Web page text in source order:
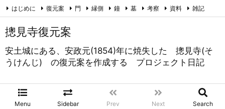
摠見寺復元案
安土城にある、安政元(1854)年に焼失した 摠見寺(そ
うけんじ) の復元案を作成する プロジェクト日記
Menu Sidebar Prev Next Search
はじめに 復元案 門 縁側 鐘 墓 考察 資料 雑記
未分類